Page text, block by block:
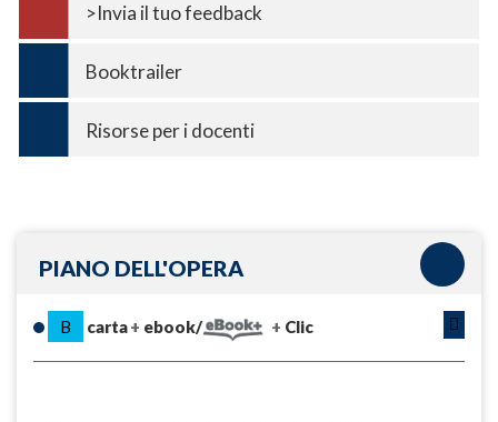
>Invia il tuo feedback
Booktrailer
Risorse per i docenti
PIANO DELL'OPERA
B carta ebook/ Clic